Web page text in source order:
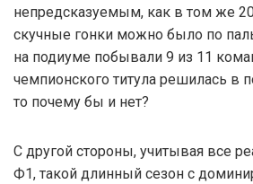
непредсказуемым, как в том же
скучные гонки можно было по
на подиуме побывали 9 из 11
чемпионского титула решилась в
то почему бы и нет?
С другой стороны, учитывая все
Ф1, такой длинный сезон с